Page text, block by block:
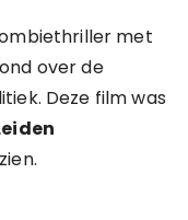
met
over de
Deze film was